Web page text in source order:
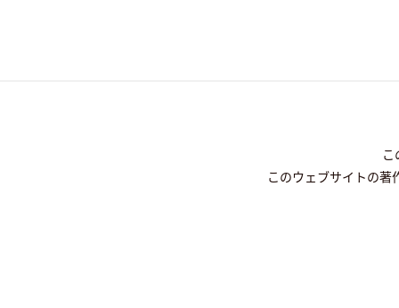
このウェブサイトの